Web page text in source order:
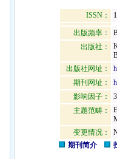
ISSN：
出版频率：
出版社：
出版社网址：
期刊网址：
影响因子：
主题范畴：
变更情况：
期刊简介